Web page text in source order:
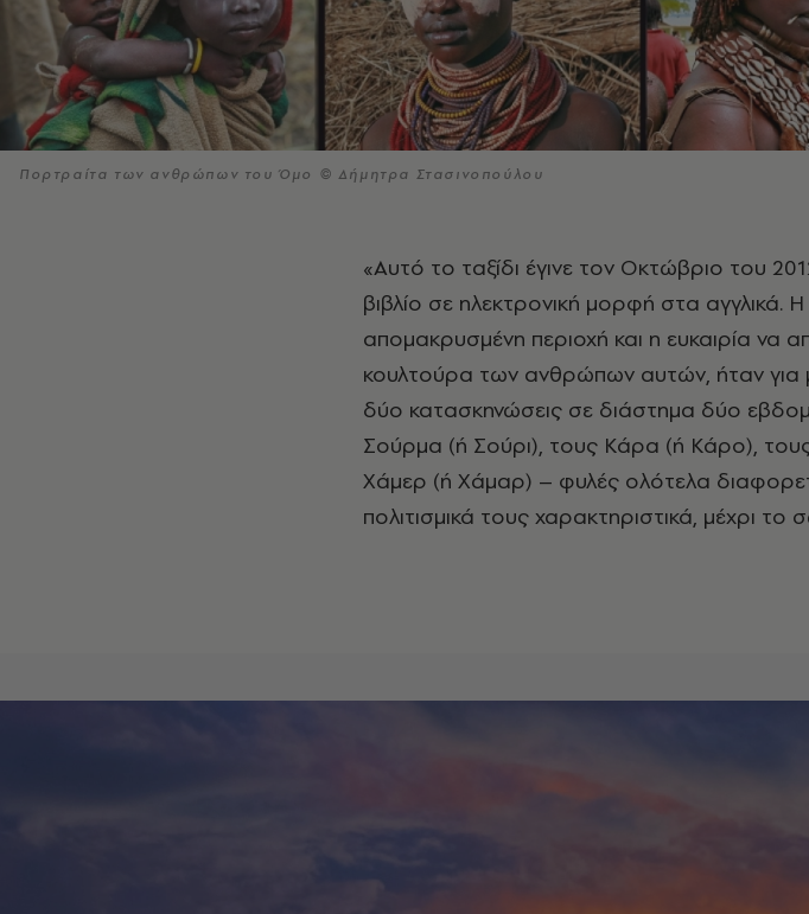
Πορτραίτα των ανθρώπων του Όμο © Δήμητρα Στασινοπούλου
«Αυτό το ταξίδι έγινε τον Οκτώβριο του 2012 και επιστρέφοντας ετοίμασα το
βιβλίο σε ηλεκτρονική μορφή στα αγγλικά. Η
απομακρυσμένη περιοχή και η ευκαιρία να
κουλτούρα των ανθρώπων αυτών, ήταν για
δύο κατασκηνώσεις σε διάστημα δύο
Σούρμα (ή Σούρι), τους Κάρα (ή Κάρο),
Χάμερ (ή Χάμαρ) – φυλές ολότελα
πολιτισμικά τους χαρακτηριστικά, μέχρι